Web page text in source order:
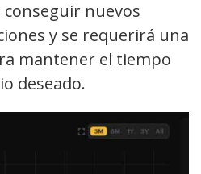
nuevos
y se requerirá una
mantener el tiempo
deseado.